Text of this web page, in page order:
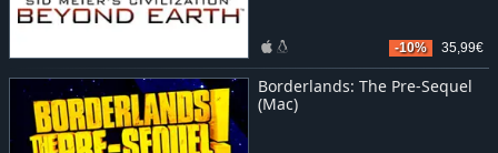
-10% 35,99€
Borderlands: The Pre-Sequel
(Mac)